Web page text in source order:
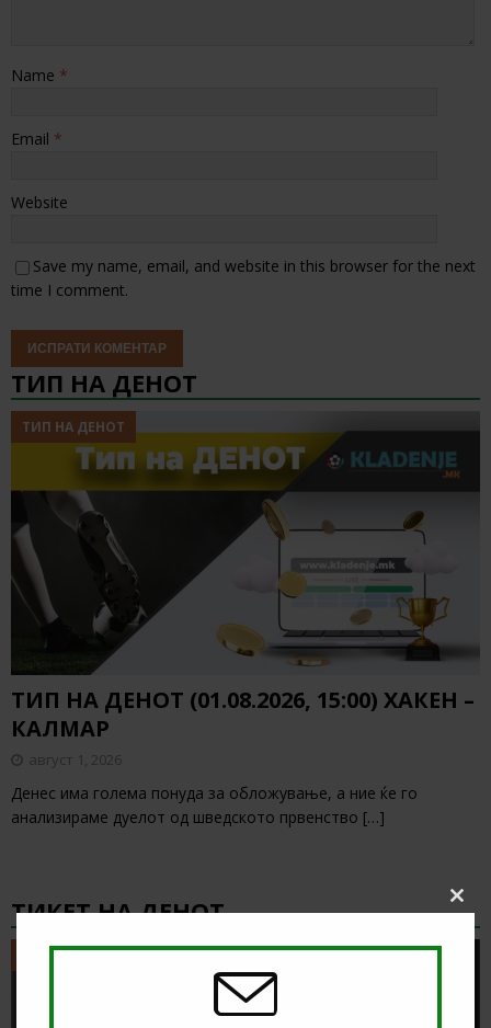
Name *
Email *
Website
Save my name, email, and website in this browser for the next
time I comment.
ТИП НА ДЕНОТ
ТИП НА ДЕНОТ
ТИП НА ДЕНОТ (01.08.2026, 15:00) ХАКЕН –
КАЛМАР
август 1, 2026
Денес има голема понуда за обложување, а ние ќе го
анализираме дуелот од шведското првенство […]
ТИКЕТ НА ДЕНОТ
ТИКЕТ НА ДЕНОТ
Close
this